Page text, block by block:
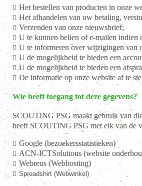
Het bestellen van producten in onze
Het afhandelen van uw betaling,
Verzenden van onze nieuwsbrief;
U te kunnen bellen of e-mailen indien
U te informeren over wijzigingen van
U de mogelijkheid te bieden een
U de mogelijkheid te bieden een
De informatie op onze website af te
Wie heeft toegang tot deze gegevens?
SCOUTING PSG maakt gebruik van
heeft SCOUTING PSG met elk van de
Google (bezoekersstatistieken)
ACN-ICTSolutions (website
Webreus (Webhosting)
Spreadshirt (Webwinkel)